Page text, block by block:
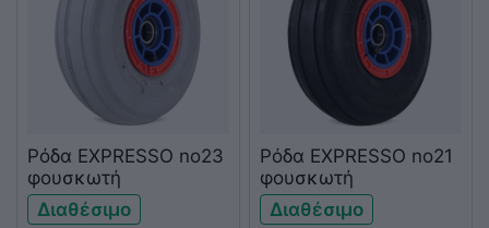
Ρόδα EXPRESSO no23
φουσκωτή
Διαθέσιμο
Ρόδα EXPRESSO nο21
φουσκωτή
Διαθέσιμο